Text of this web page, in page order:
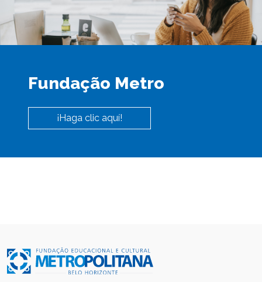
Fundação Metro
¡Haga clic aquí!